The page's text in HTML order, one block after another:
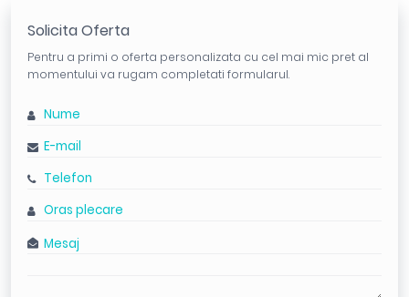
Solicita Oferta
Pentru a primi o oferta personalizata cu cel mai mic pret al
momentului va rugam completati formularul.